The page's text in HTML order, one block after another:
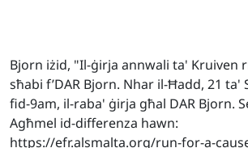
Bjorn iżid, "Il-ġirja annwali ta' Kruiven
sħabi f’DAR Bjorn. Nhar il-Ħadd, 21 ta'
fid-9am, il-raba' ġirja għal DAR Bjorn.
Agħmel id-differenza hawn:
https://efr.alsmalta.org/run-for-a-